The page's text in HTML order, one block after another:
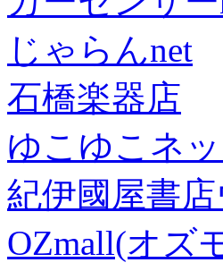
じゃらんnet
石橋楽器店
ゆこゆこネッ
紀伊國屋書
OZmall(オズ